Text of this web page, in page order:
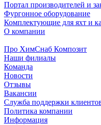
Портал производителей и
Фургонное оборудование
Комплектующие для яхт и
О компании
Про ХимСнаб Композит
Наши филиалы
Команда
Новости
Отзывы
Вакансии
Служба поддержки
Политика компании
Информация